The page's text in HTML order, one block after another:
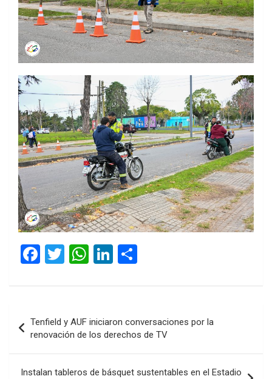
F
ce
o
o
k
T
tt
W
at
A
p
p
Li
ke
n
m
ar
tir
de
entradas
Tenfield y AUF iniciaron conversaciones por la
renovación de los derechos de TV
Instalan tableros de básquet sustentables en el Estadio